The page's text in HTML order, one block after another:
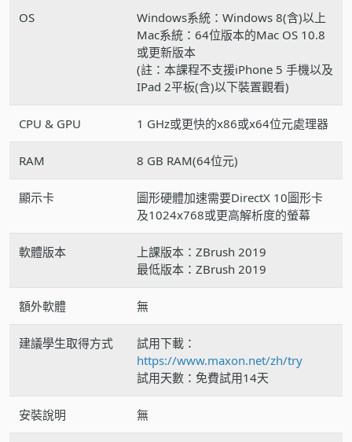
OS
Windows系統：Windows 8(含)以上
Mac系統：64位版本的Mac OS 10.8
或更新版本
(註：本課程不支援iPhone 5 手機以及
IPad 2平板(含)以下裝置觀看)
CPU & GPU 1 GHz或更快的x86或x64位元處理器
RAM 8 GB RAM(64位元)
顯示卡
圖形硬體加速需要DirectX 10圖形卡
及1024x768或更高解析度的螢幕
軟體版本
上課版本：ZBrush 2019
最低版本：ZBrush 2019
額外軟體 無
建議學生取得方式
試用下載：
https://www.maxon.net/zh/try
試用天數：免費試用14天
安裝說明 無